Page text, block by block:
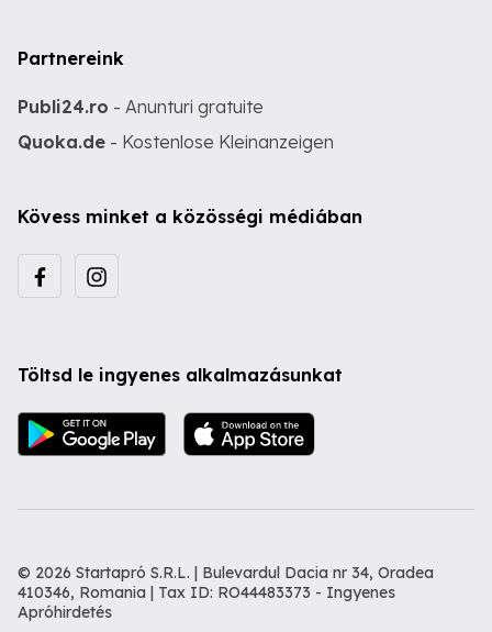
Partnereink
Publi24.ro - Anunturi gratuite
Quoka.de - Kostenlose Kleinanzeigen
Kövess minket a közösségi médiában
Töltsd le ingyenes alkalmazásunkat
© 2026 Startapró S.R.L. | Bulevardul Dacia nr 34, Oradea
410346, Romania | Tax ID: RO44483373 - Ingyenes
Apróhirdetés